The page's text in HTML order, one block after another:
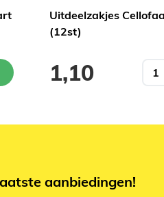
Uitdeelzakjes
(12st)
1,10
aanbiedingen!